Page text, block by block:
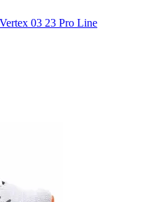
03 23 Pro Line